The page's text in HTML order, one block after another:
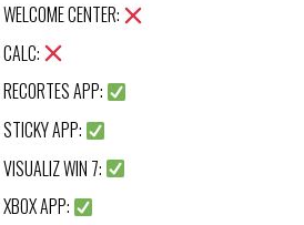
WELCOME CENTER:
CALC:
RECORTES APP:
STICKY APP:
VISUALIZ WIN 7:
XBOX APP: